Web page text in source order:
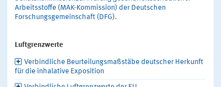
Arbeitsstoffe (MAK-Kommission) der Deutschen
Forschungsgemeinschaft (DFG).
Luftgrenzwerte
Verbindliche Beurteilungsmaßstäbe deutscher Herkunft
für die inhalative Exposition